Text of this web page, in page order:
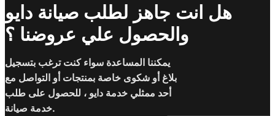
هل انت جاهز لطلب صيانة دايو
والحصول علي عروضنا ؟
يمكننا المساعدة سواء كنت ترغب بتسجيل
بلاغ أو شكوى خاصة بمنتجات أو التواصل مع
أحد ممثلي خدمة دايو ، للحصول على طلب
خدمة صيانة.